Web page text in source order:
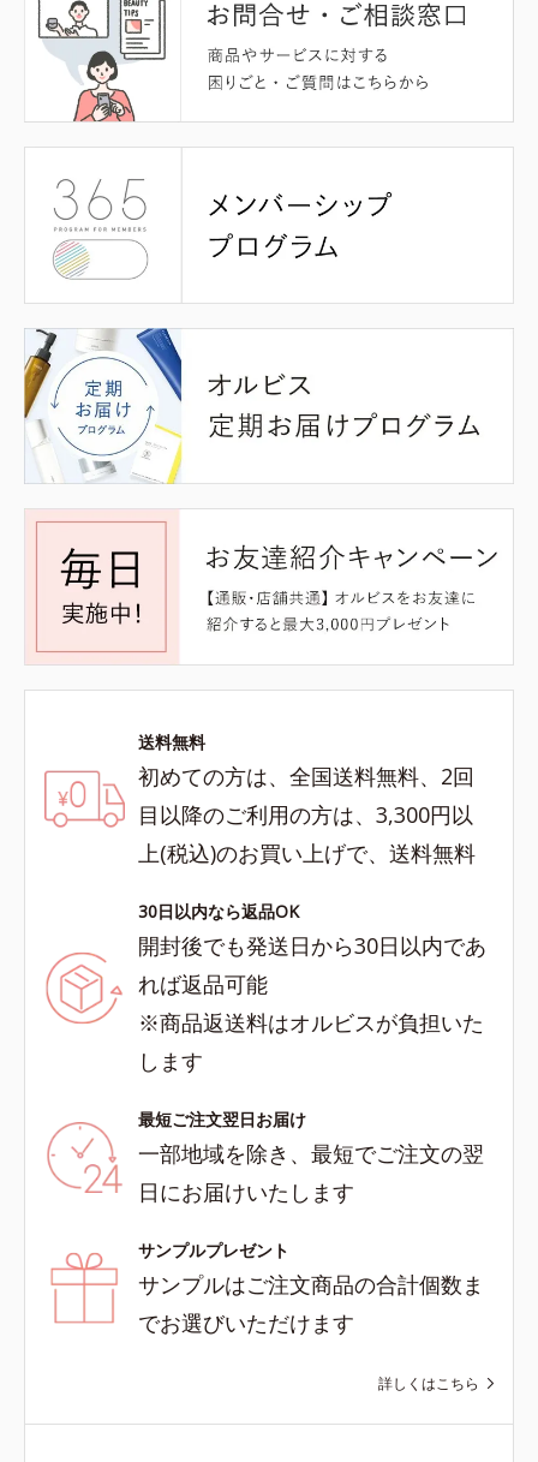
送料無料
初めての方は、全国送料無料、2回
目以降のご利用の方は、3,300円以
上(税込)のお買い上げで、送料無料
30日以内なら返品OK
開封後でも発送日から30日以内であ
れば返品可能
※商品返送料はオルビスが負担いた
します
最短ご注文翌日お届け
一部地域を除き、最短でご注文の翌
日にお届けいたします
サンプルプレゼント
サンプルはご注文商品の合計個数ま
でお選びいただけます
詳しくはこちら